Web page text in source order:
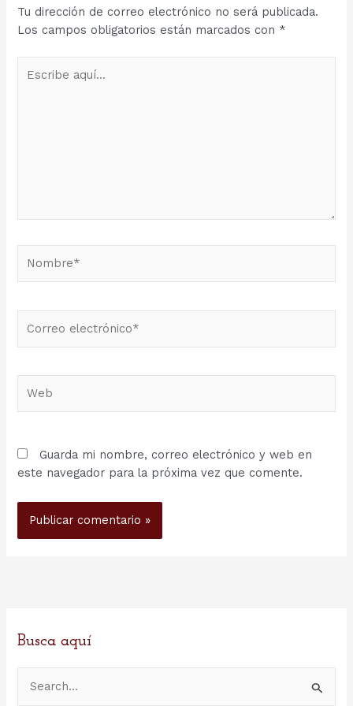
Tu dirección de correo electrónico no será publicada.
Los campos obligatorios están marcados con *
aquí...
electrónico*
Guarda mi nombre, correo electrónico y web en
este navegador para la próxima vez que comente.
Busca aquí